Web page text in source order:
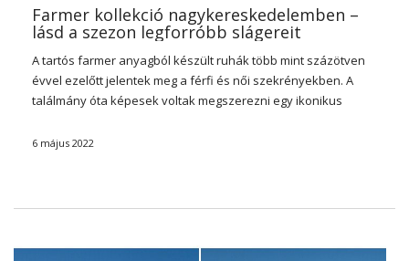
Farmer kollekció nagykereskedelemben –
lásd a szezon legforróbb slágereit
A tartós farmer anyagból készült ruhák több mint százötven
évvel ezelőtt jelentek meg a férfi és női szekrényekben. A
találmány óta képesek voltak megszerezni egy ikonikus
hírességek örömmel érik el. Szeretné, hogy üzlete több
6 május 2022